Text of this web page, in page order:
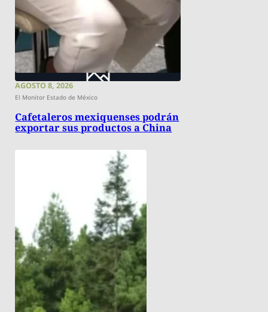
AGOSTO 8, 2026
El Monitor Estado de México
Cafetaleros mexiquenses podrán
exportar sus productos a China